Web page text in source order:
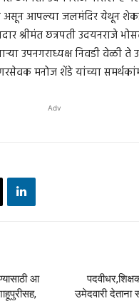
असून आपल्या जलमंदिर येथून
श्रीमंत छत्रपती उदयनराजे
उपनगराध्यक्ष निवडी वेळी ते
मनोज शेंडे यांच्या
Adv
आ
उमेदवारी देताना